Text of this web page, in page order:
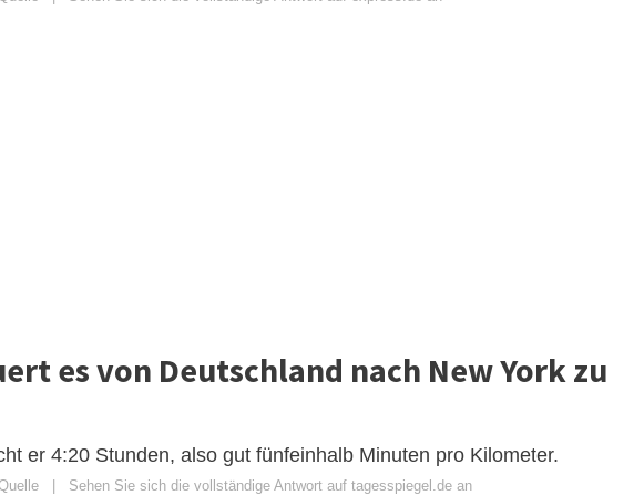
es von Deutschland nach New York zu
er 4:20 Stunden, also gut fünfeinhalb Minuten pro Kilometer.
Sehen Sie sich die vollständige Antwort auf tagesspiegel.de an